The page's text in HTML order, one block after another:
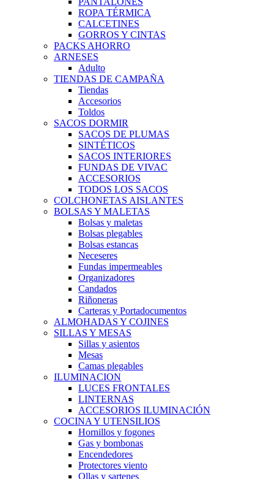
ROPA TÉRMICA
CALCETINES
GORROS Y CINTAS
PACKS AHORRO
ARNESES
Adulto
TIENDAS DE CAMPAÑA
Tiendas
Accesorios
Toldos
SACOS DORMIR
SACOS DE PLUMAS
SINTÉTICOS
SACOS INTERIORES
FUNDAS DE VIVAC
ACCESORIOS
TODOS LOS SACOS
COLCHONETAS AISLANTES
BOLSAS Y MALETAS
Bolsas y maletas
Bolsas plegables
Bolsas estancas
Neceseres
Fundas impermeables
Organizadores
Candados
Riñoneras
Carteras y Portadocumentos
ALMOHADAS Y COJINES
SILLAS Y MESAS
Sillas y asientos
Mesas
Camas plegables
ILUMINACION
LUCES FRONTALES
LINTERNAS
ACCESORIOS ILUMINACIÓN
COCINA Y UTENSILIOS
Hornillos y fogones
Gas y bombonas
Encendedores
Protectores viento
Ollas y sartenes